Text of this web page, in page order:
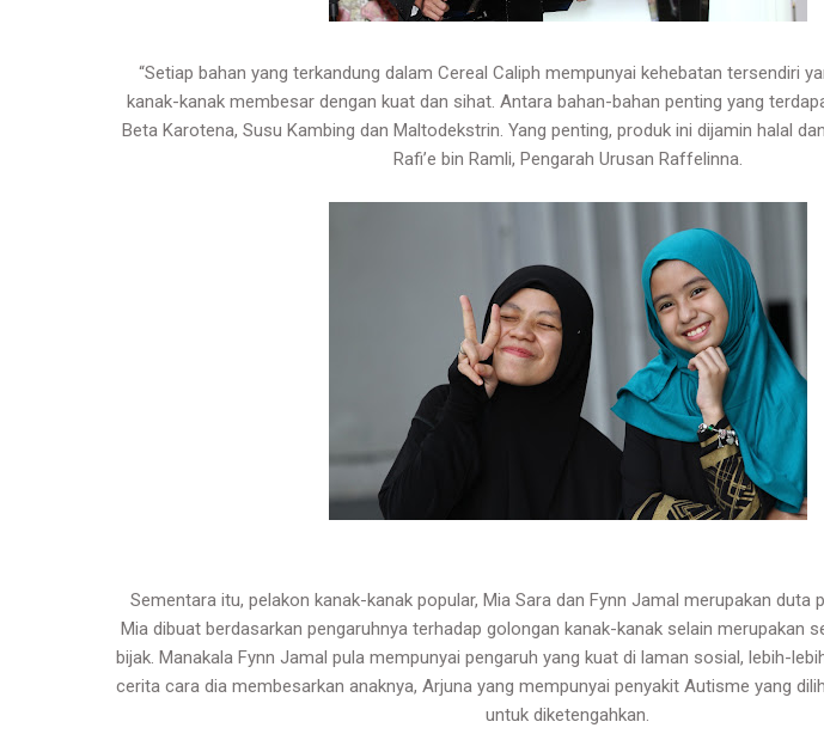
“Setiap bahan yang terkandung dalam Cereal Caliph mempunyai kehebatan tersendiri
kanak-kanak membesar dengan kuat dan sihat. Antara bahan-bahan penting yang
Beta Karotena, Susu Kambing dan Maltodekstrin. Yang penting, produk ini dijamin halal
Rafi’e bin Ramli, Pengarah Urusan Raffelinna.
Sementara itu, pelakon kanak-kanak popular, Mia Sara dan Fynn Jamal merupakan duta
Mia dibuat berdasarkan pengaruhnya terhadap golongan kanak-kanak selain merupakan
bijak. Manakala Fynn Jamal pula mempunyai pengaruh yang kuat di laman sosial, lebih-
cerita cara dia membesarkan anaknya, Arjuna yang mempunyai penyakit Autisme yang
untuk diketengahkan.